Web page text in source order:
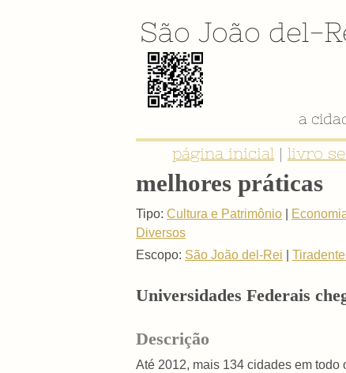
São João del-
a
página inicial | livro
melhores práticas
Tipo: Cultura e Patrimônio
Diversos
Escopo: São João del-Rei
Universidades Federais
Descrição
Até 2012, mais 134 cidades em